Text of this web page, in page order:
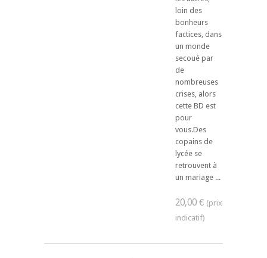
loin des
bonheurs
factices, dans
un monde
secoué par
de
nombreuses
crises, alors
cette BD est
pour
vous.Des
copains de
lycée se
retrouvent à
un mariage ...
20,00 €